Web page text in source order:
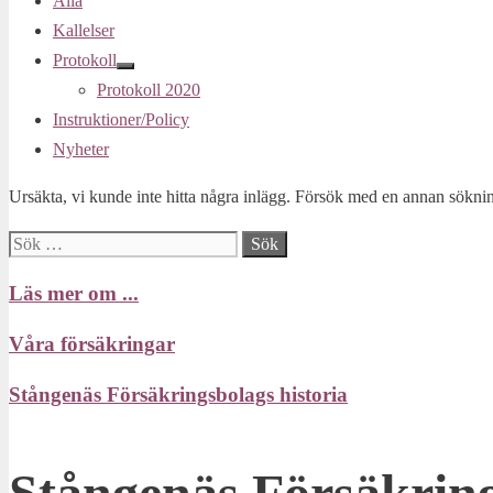
Kallelser
Protokoll
Protokoll 2020
Instruktioner/Policy
Nyheter
Ursäkta, vi kunde inte hitta några inlägg. Försök med en annan
Sök
Läs mer om ...
Våra försäkringar
Stångenäs Försäkringsbolags historia